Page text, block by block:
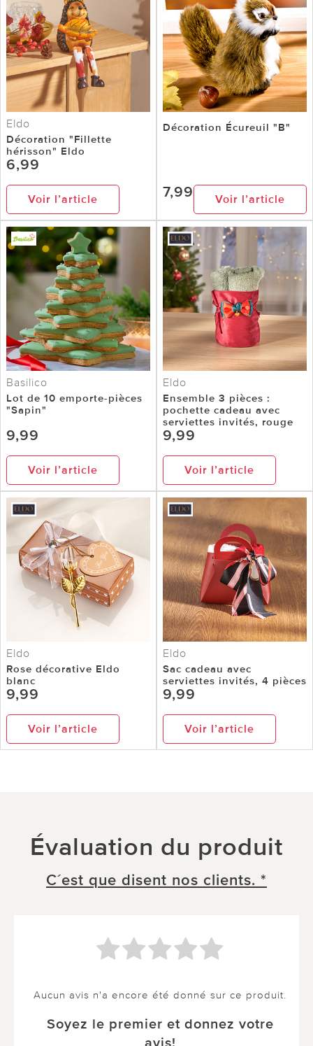
Eldo
Décoration "Fillette
hérisson" Eldo
6,99
Voir l’article
Décoration Écureuil "B"
7,99 Voir l’article
Basilico
Lot de 10 emporte-pièces
"Sapin"
9,99
Voir l’article
Eldo
Ensemble 3 pièces :
pochette cadeau avec
serviettes invités, rouge
9,99
Voir l’article
Eldo
Rose décorative Eldo
blanc
9,99
Voir l’article
Eldo
Sac cadeau avec
serviettes invités, 4 pièces
9,99
Voir l’article
Évaluation du produit
C´est que disent nos clients. *
Aucun avis n'a encore été donné sur ce produit.
Soyez le premier et donnez votre